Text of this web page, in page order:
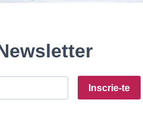
Inscrie-te